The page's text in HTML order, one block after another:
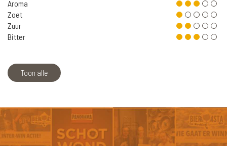
Aroma
Zoet
Zuur
Bitter
Toon alle